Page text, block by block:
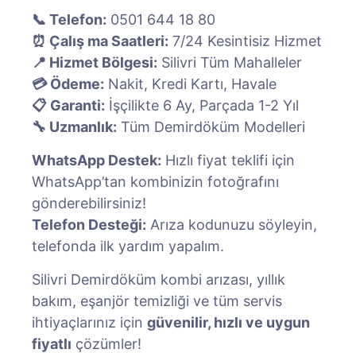
📞 Telefon: 0501 644 18 80
⏰ Çalış ma Saatleri: 7/24 Kesintisiz Hizmet
📍 Hizmet Bölgesi: Silivri Tüm Mahalleler
💳 Ödeme: Nakit, Kredi Kartı, Havale
📋 Garanti: İşçilikte 6 Ay, Parçada 1-2 Yıl
🔧 Uzmanlık: Tüm Demirdöküm Modelleri
WhatsApp Destek: Hızlı fiyat teklifi için
WhatsApp’tan kombinizin fotoğrafını
gönderebilirsiniz!
Telefon Desteği: Arıza kodunuzu söyleyin,
telefonda ilk yardım yapalım.
Silivri Demirdöküm kombi arızası, yıllık
bakım, eşanjör temizliği ve tüm servis
ihtiyaçlarınız için güvenilir, hızlı ve uygun
fiyatlı çözümler!